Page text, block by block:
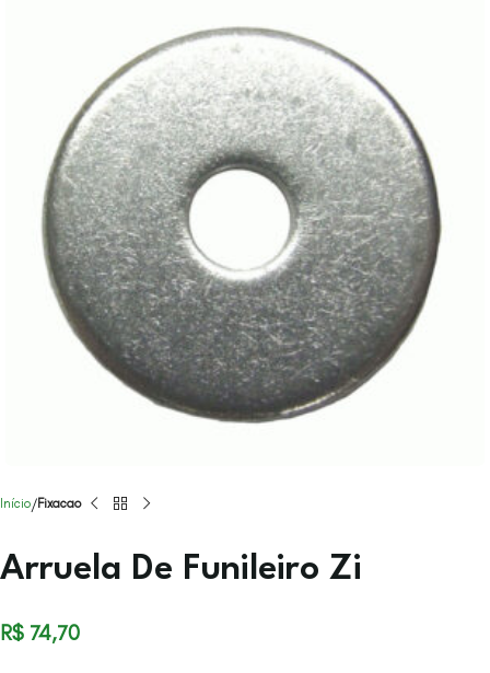
Início Fixacao
Arruela De Funileiro Zi
R$ 74,70